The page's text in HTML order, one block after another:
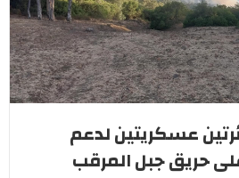
عسكريتين لدعم
حريق جبل المرقب